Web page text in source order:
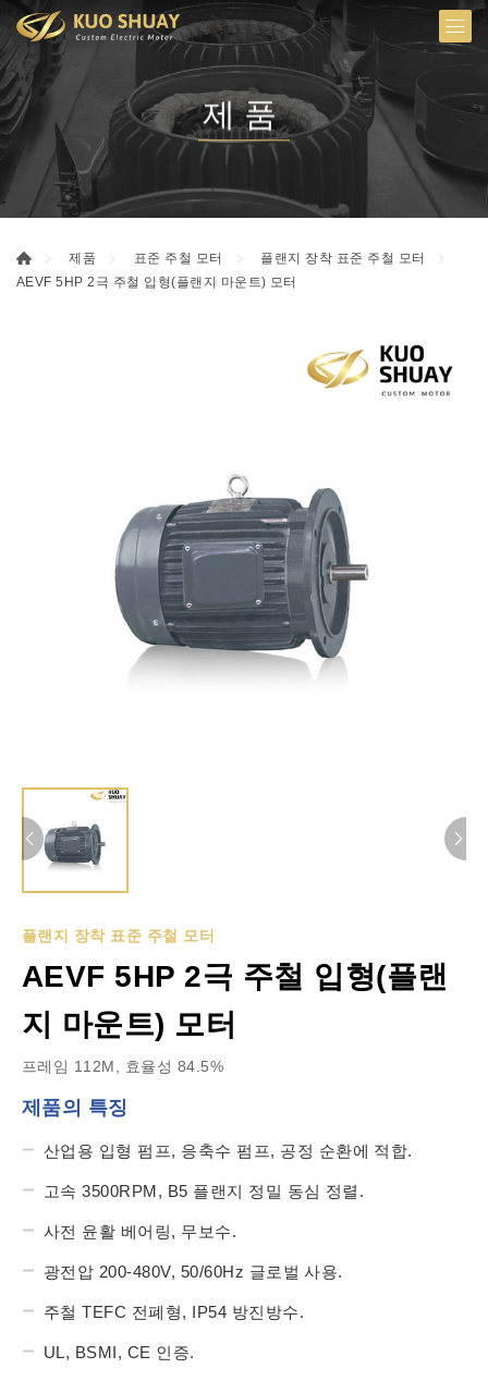
제품
제품 표준 주철 모터
플랜지 장착 표준 주철 모터
AEVF 5HP 2극 주철 입형(플랜지 마운트) 모터
플랜지 장착 표준 주철 모터
AEVF 5HP 2극 주철 입형(플랜
지 마운트) 모터
프레임 112M, 효율성 84.5%
제품의 특징
산업용 입형 펌프, 응축수 펌프, 공정 순환에 적합.
고속 3500RPM, B5 플랜지 정밀 동심 정렬.
사전 윤활 베어링, 무보수.
광전압 200-480V, 50/60Hz 글로벌 사용.
주철 TEFC 전폐형, IP54 방진방수.
UL, BSMI, CE 인증.